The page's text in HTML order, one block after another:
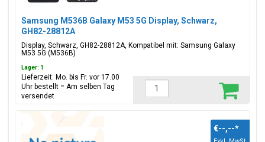
Samsung M536B Galaxy M53 5G Display, Schwarz,
GH82-28812A
Display, Schwarz, GH82-28812A, Kompatibel mit: Samsung Galaxy
M53 5G (M536B)
Lager: 1
Lieferzeit: Mo. bis Fr. vor 17.00
Uhr bestellt = Am selben Tag
versendet
€--,--*